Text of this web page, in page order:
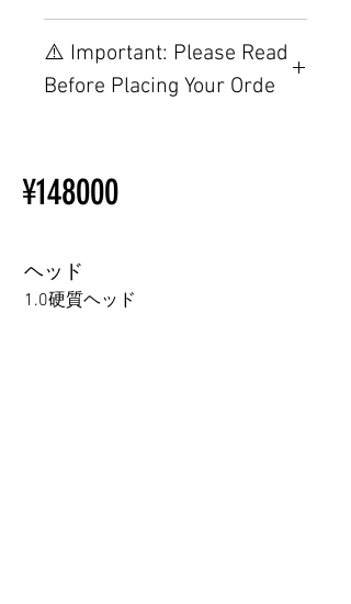
置制限について
その他の配置はTPEに関連し
ラブドール購入前に知ってお
⚠️ Important: Please Read
Before Placing Your Orde
Ordering
Other configurations are related
following webpage.
Beginner’s Purchase Guide
¥148000
ヘッド
1.0硬質ヘッド